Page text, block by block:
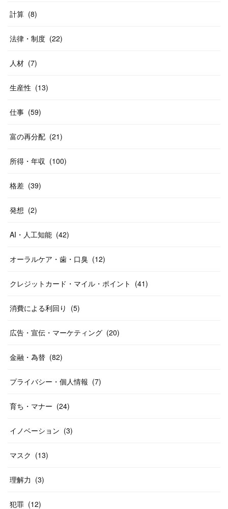
計算 (8)
法律・制度 (22)
人材 (7)
生産性 (13)
仕事 (59)
富の再分配 (21)
所得・年収 (100)
格差 (39)
発想 (2)
AI・人工知能 (42)
オーラルケア・歯・口臭 (12)
クレジットカード・マイル・ポイント (41)
消費による利回り (5)
広告・宣伝・マーケティング (20)
金融・為替 (82)
プライバシー・個人情報 (7)
育ち・マナー (24)
イノベーション (3)
マスク (13)
理解力 (3)
犯罪 (12)